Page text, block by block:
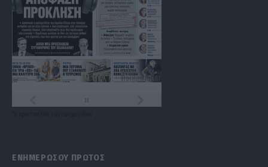
ΕΝΗΜΕΡΩΣΟΥ ΠΡΩΤΟΣ